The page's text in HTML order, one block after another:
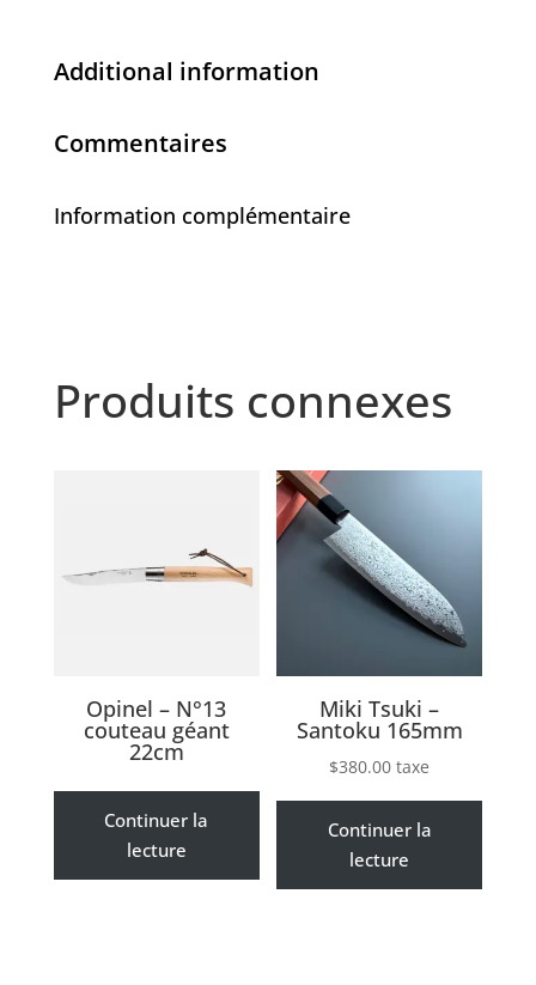
Additional information
Commentaires
Information complémentaire
Produits connexes
Opinel – N°13
couteau géant
22cm
Continuer la
lecture
Miki Tsuki –
Santoku 165mm
$380.00 taxe
Continuer la
lecture